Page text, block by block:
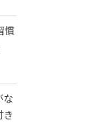
慣
な
き